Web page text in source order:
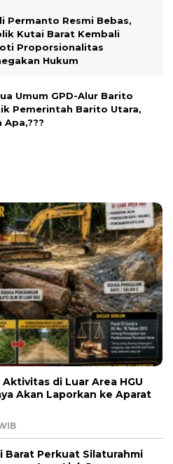
Permanto Resmi Bebas,
Kutai Barat Kembali
Proporsionalitas
Hukum
Umum GPD-Alur Barito
Pemerintah Barito Utara,
Apa,???
di Luar Area HGU
Akan Laporkan ke Aparat
Barat Perkuat Silaturahmi